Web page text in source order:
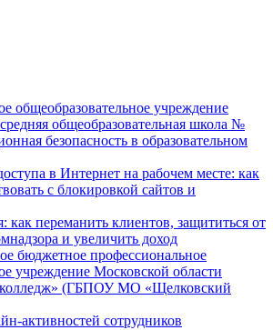
общеобразовательное учреждение
общеобразовательная школа №
безопасность в образовательном
в Интернет на рабочем месте: как
с блокировкой сайтов и
как переманить клиентов, защититься от
и увеличить доход
бюджетное профессиональное
учреждение Московской области
(ГБПОУ МО «Щелковский
активностей сотрудников